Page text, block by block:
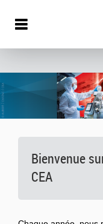
Bienvenue
CEA